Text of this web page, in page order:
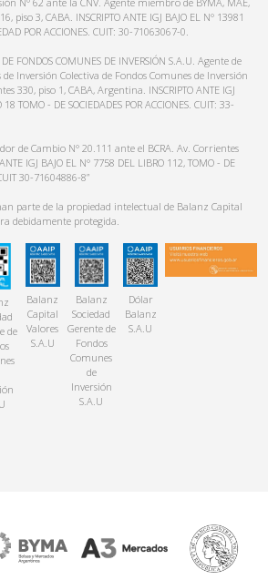
piso 3, CABA. INSCRIPTO ANTE IGJ BAJO EL N° 13981
POR ACCIONES. CUIT: 30-71063067-0.
FONDOS COMUNES DE INVERSIÓN S.A.U. Agente de
Inversión Colectiva de Fondos Comunes de Inversión
330, piso 1, CABA, Argentina. INSCRIPTO ANTE IGJ
TOMO - DE SOCIEDADES POR ACCIONES. CUIT: 33-
de Cambio N° 20.111 ante el BCRA. Av. Corrientes
IGJ BAJO EL N° 7758 DEL LIBRO 112, TOMO - DE
30-71604886-8”
parte de la propiedad intelectual de Balanz Capital
debidamente protegida.
de
Balanz
Capital
Valores
S.A.U
Balanz
Sociedad
Gerente de
Fondos
Comunes
de
Inversión
S.A.U
Dólar
Balanz
S.A.U